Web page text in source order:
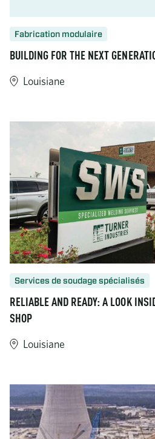
Fabrication modulaire
BUILDING FOR THE NEXT
Louisiane
Services de soudage spécialisés
RELIABLE AND READY: A LOOK
SHOP
Louisiane